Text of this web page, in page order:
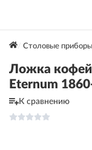
Столовые
Ложка
Eternum
К сравнению